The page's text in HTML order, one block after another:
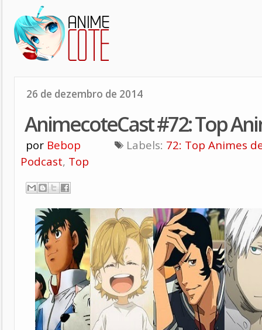
26 de dezembro de 2014
AnimecoteCast #72: Top
por Bebop Labels: 72: Top Animes
Podcast, Top